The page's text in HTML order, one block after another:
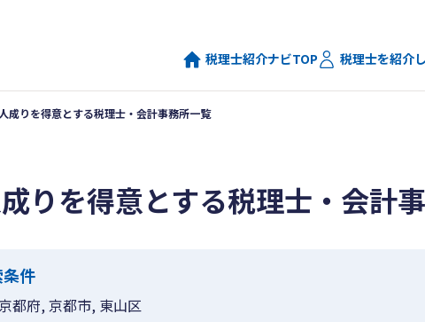
税理士紹介ナビTOP 税理士を紹介
成りを得意とする税理士・会計事務所一覧
りを得意とする税理士・会計
件
都府, 京都市, 東山区